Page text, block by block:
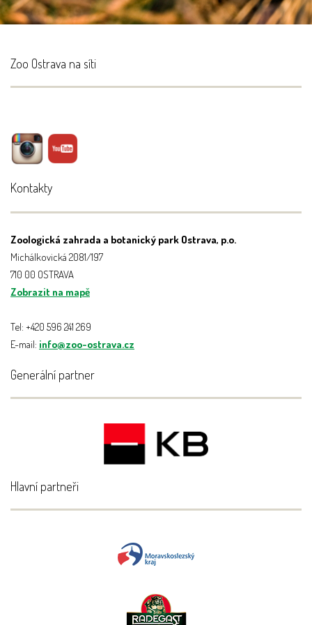
Zoo Ostrava na síti
Kontakty
Zoologická zahrada a botanický park Ostrava, p.o.
Michálkovická 2081/197
710 00 OSTRAVA
Zobrazit na mapě
Tel: +420 596 241 269
E-mail: info@zoo-ostrava.cz
Generální partner
Hlavní partneři